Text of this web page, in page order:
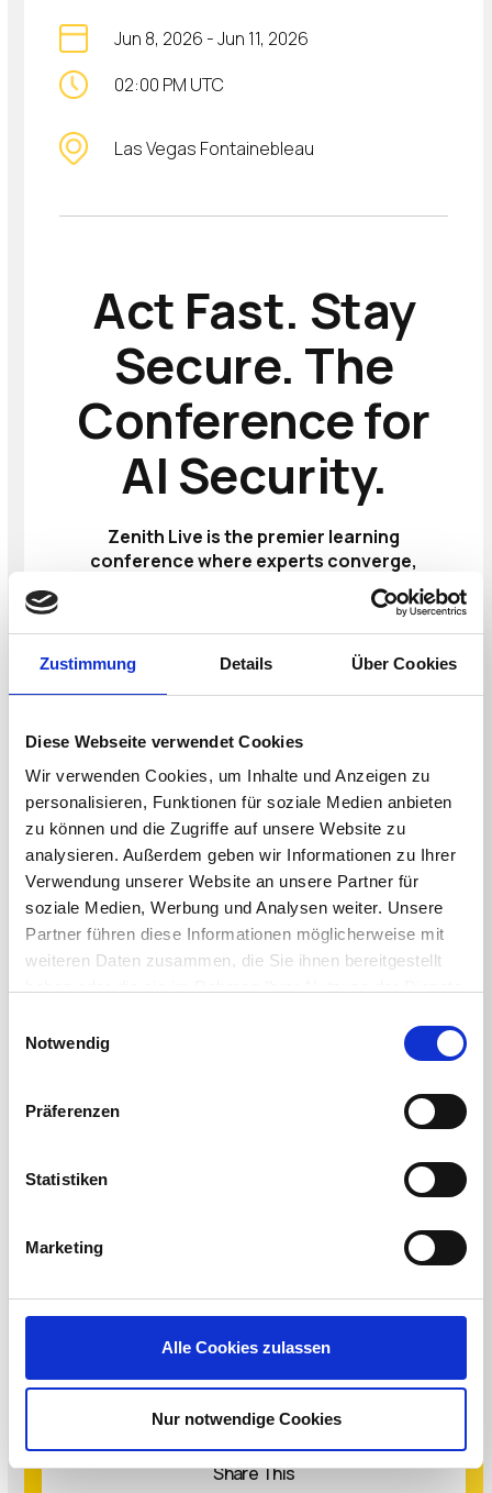
Zustimmung Details Über Cookies
Diese Webseite verwendet Cookies
Wir verwenden Cookies, um Inhalte und Anzeigen zu
personalisieren, Funktionen für soziale Medien anbieten
zu können und die Zugriffe auf unsere Website zu
analysieren. Außerdem geben wir Informationen zu Ihrer
Verwendung unserer Website an unsere Partner für
soziale Medien, Werbung und Analysen weiter. Unsere
Partner führen diese Informationen möglicherweise mit
weiteren Daten zusammen, die Sie ihnen bereitgestellt
Notwendig
Präferenzen
Statistiken
Marketing
Alle Cookies zulassen
Nur notwendige Cookies
Jun 8, 2026 -Jun 11, 2026
02:00 PM UTC
Las Vegas Fontainebleau
Act Fast. Stay
Secure. The
Conference for
AI Security.
Zenith Live is the premier learning
conference where experts converge,
focusing on modernizing security with the AI
Security Platform built on zero trust. Learn
to secure your data, workforce, branches,
and clouds, ultimately enabling your
VIEW THE AGENDA HERE
Connect with leading brands like
these that have shared their
transformation stories at
previous Zenith Live events.
VISIT IGEL at Zenith Live
Booth #G9
Join Us At ZenithLive
Share This